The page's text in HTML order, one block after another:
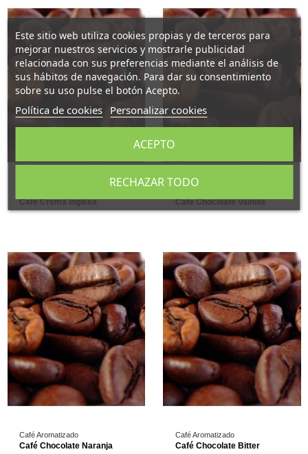
Café Crema Inglesa Café Chocolate Vainilla
Café Aromatizado
Café Chocolate Naranja
Café Aromatizado
Café Chocolate Bitter
Este sitio web utiliza cookies propias y de terceros para
mejorar nuestros servicios y mostrarle publicidad
relacionada con sus preferencias mediante el análisis de
sus hábitos de navegación. Para dar su consentimiento
sobre su uso pulse el botón Acepto.
Política de cookies Personalizar cookies
RECHAZAR TODO
ACEPTO